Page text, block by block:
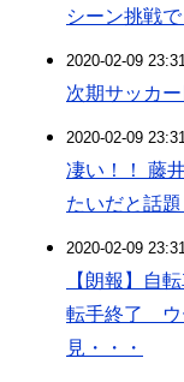
シーン挑戦
2020-02-09
次期サッカ
2020-02-09
凄い！！ 藤
たいだと話
2020-02-09
【朗報】自
転手終了 ウ
見・・・